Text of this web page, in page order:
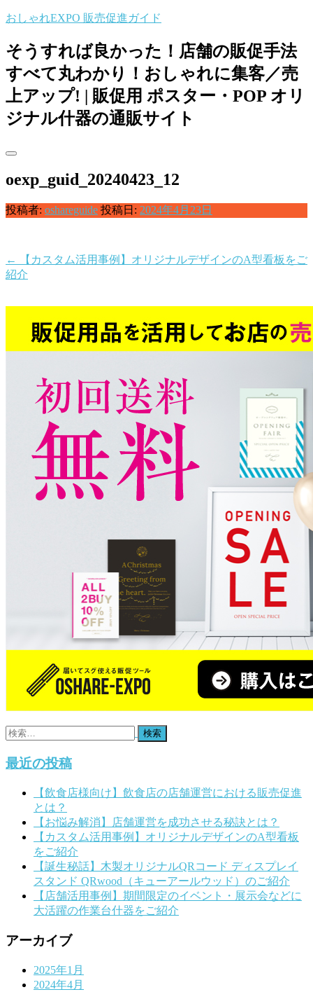
コ
テ
ン
ツ
へ
ス
キ
プ
おしゃれEXPO 販売促進ガイド
そうすれば良かった！店舗の販促手法
すべて丸わかり！おしゃれに集客／売
上アップ! | 販促用 ポスター・POP オリ
ジナル什器の通販サイト
oexp_guid_20240423_12
投稿者: oshareguide 投稿日: 2024年4月23日
投
稿
ナ
ゲ
←
【カスタム活用事例】オリジナルデザインのA型看板をご
紹介
検
最近の投稿
【飲食店様向け】飲食店の店舗運営における販売促進
とは？
【お悩み解消】店舗運営を成功させる秘訣とは？
【カスタム活用事例】オリジナルデザインのA型看板
をご紹介
【誕生秘話】木製オリジナルQRコード ディスプレイ
スタンド QRwood（キューアールウッド）のご紹介
【店舗活用事例】期間限定のイベント・展示会などに
大活躍の作業台什器をご紹介
アーカイブ
2025年1月
2024年4月